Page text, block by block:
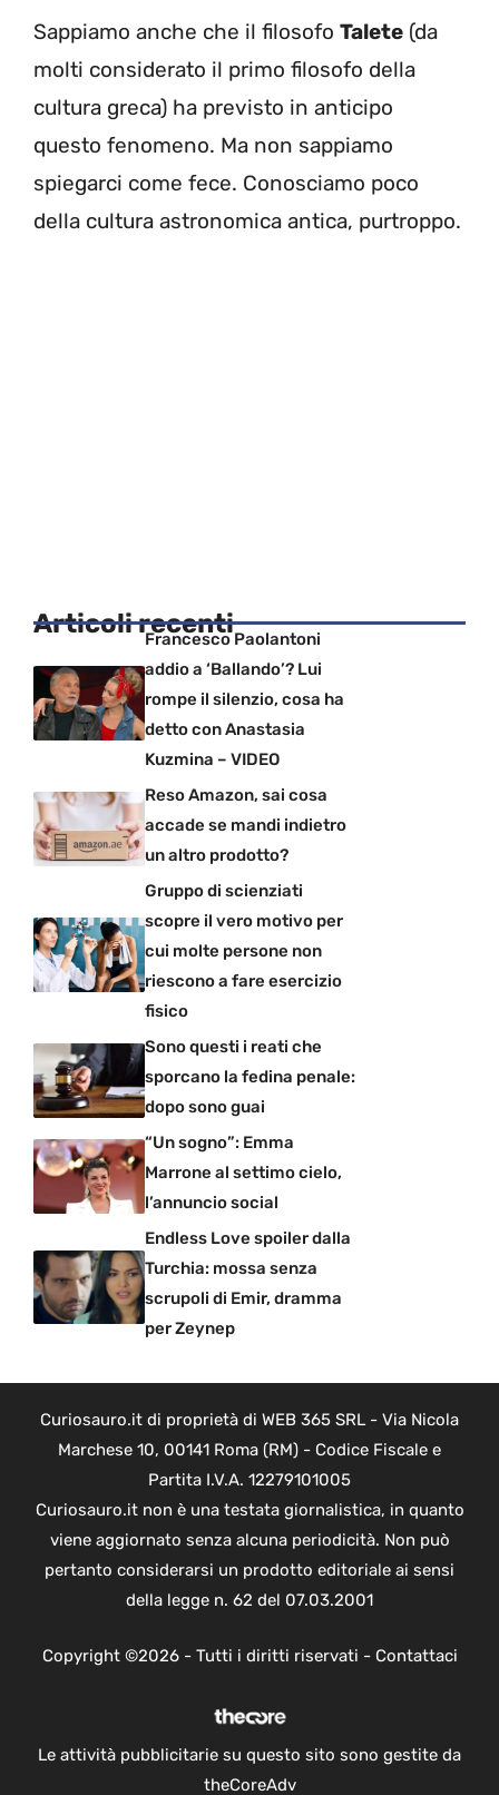
Sappiamo anche che il filosofo Talete (da
molti considerato il primo filosofo della
cultura greca) ha previsto in anticipo
questo fenomeno. Ma non sappiamo
spiegarci come fece. Conosciamo poco
della cultura astronomica antica, purtroppo.
Articoli recentiFrancesco Paolantoni
addio a ‘Ballando’? Lui
rompe il silenzio, cosa ha
detto con Anastasia
Kuzmina – VIDEO
Reso Amazon, sai cosa
accade se mandi indietro
un altro prodotto?
Gruppo di scienziati
scopre il vero motivo per
cui molte persone non
riescono a fare esercizio
fisico
Sono questi i reati che
sporcano la fedina penale:
dopo sono guai
“Un sogno”: Emma
Marrone al settimo cielo,
l’annuncio social
Endless Love spoiler dalla
Turchia: mossa senza
scrupoli di Emir, dramma
per Zeynep
Curiosauro.it di proprietà di WEB 365 SRL - Via Nicola
Marchese 10, 00141 Roma (RM) - Codice Fiscale e
Partita I.V.A. 12279101005
Curiosauro.it non è una testata giornalistica, in quanto
viene aggiornato senza alcuna periodicità. Non può
pertanto considerarsi un prodotto editoriale ai sensi
della legge n. 62 del 07.03.2001
Copyright ©2026 - Tutti i diritti riservati - Contattaci
Le attività pubblicitarie su questo sito sono gestite da
theCoreAdv